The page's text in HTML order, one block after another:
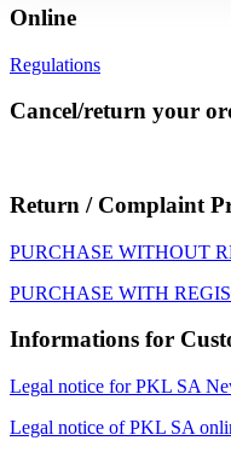
Online
Regulations
Cancel/return your
Return / Complaint
PURCHASE WITHOUT
PURCHASE WITH
Informations for
Legal notice for PKL SA
Legal notice of PKL SA